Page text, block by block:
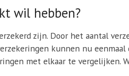
wil hebben?
zijn. Door het aantal
kunnen nu eenmaal
met elkaar te vergelijken.